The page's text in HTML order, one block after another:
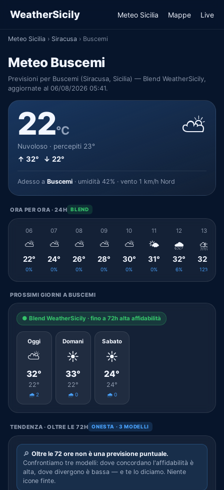
WeatherSicily Meteo Sicilia Mappe Live
Meteo Sicilia › Siracusa › Buscemi
Meteo Buscemi
Previsioni per Buscemi (Siracusa, Sicilia) — Blend WeatherSicily,
aggiornate al 06/08/2026 05:41.
22°C
Nuvoloso · percepiti 23°
↑ 32° ↓ 22°
⛅
Adesso a Buscemi · umidità 42% · vento 1 km/h Nord
ORA PER ORA · 24H BLEND
06
⛅
22°
0%
07
⛅
24°
0%
08
⛅
26°
0%
09
⛅
28°
0%
10
⛅
30°
0%
11
🌤️
31°
0%
12
🌧️
32°
6%
13
⛈️
32°
12%
PROSSIMI GIORNI A BUSCEMI
● Blend WeatherSicily · fino a 72h alta affidabilità
Oggi
⛅
32°
22°
🌧️ 2
Domani
☀️
33°
22°
🌧️ 0
Sabato
☀️
24°
24°
🌧️ 0
TENDENZA · OLTRE LE 72H ONESTA · 3 MODELLI
🔎 Oltre le 72 ore non è una previsione puntuale.
Confrontiamo tre modelli: dove concordano l'affidabilità è
alta, dove divergono è bassa — e te lo diciamo. Niente
icone finte.